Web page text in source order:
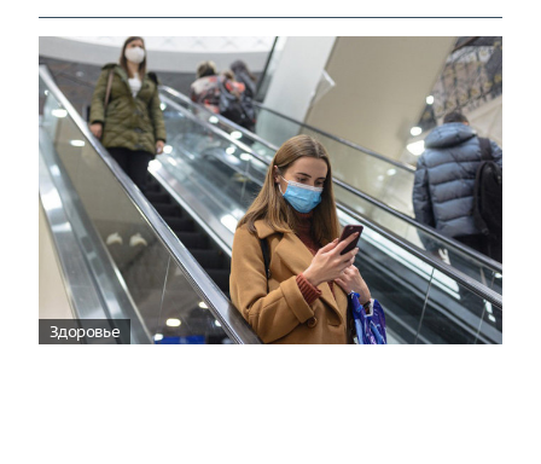
Здоровье